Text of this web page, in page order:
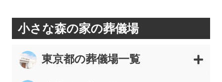
小さな森の家の葬儀場
東京都の葬儀場一覧